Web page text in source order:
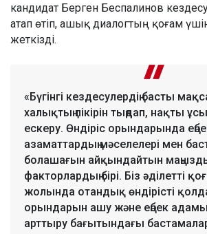
кандидат Берген Беспалинов
атап өтіп, ашық диалогтың қоғам үшін
жеткізді.
«Бүгінгі кездесулердің басты
халықтың пікірін тыңдап, нақты
ескеру. Өндіріс орындарында
азаматтардың мәселелері мен
болашағын айқындайтын
факторлардың бірі. Біз әділетті
жолында отандық өндірісті
орындарын ашу және еңбек
арттыру бағытындағы